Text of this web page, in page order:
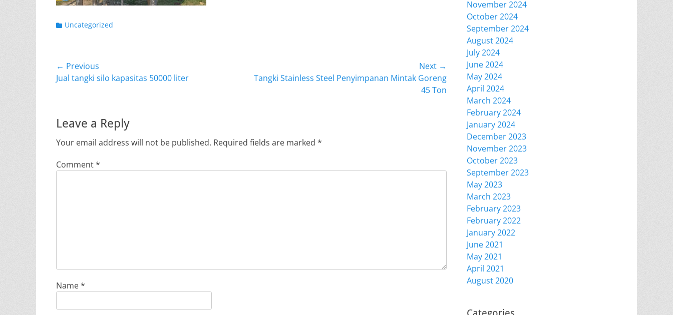
Categories
Uncategorized
Post
navigation
← Previous
Previous
Jual tangki silo kapasitas 50000 liter
Next →
Next
Tangki Stainless Steel Penyimpanan Mintak Goreng
45 Ton
Leave a Reply
Your email address will not be published. Required fields are marked *
Comment*
Name*
November 2024
October 2024
September 2024
August 2024
July 2024
June 2024
May 2024
April 2024
March 2024
February 2024
January 2024
December 2023
November 2023
October 2023
September 2023
May 2023
March 2023
February 2023
February 2022
January 2022
June 2021
May 2021
April 2021
August 2020